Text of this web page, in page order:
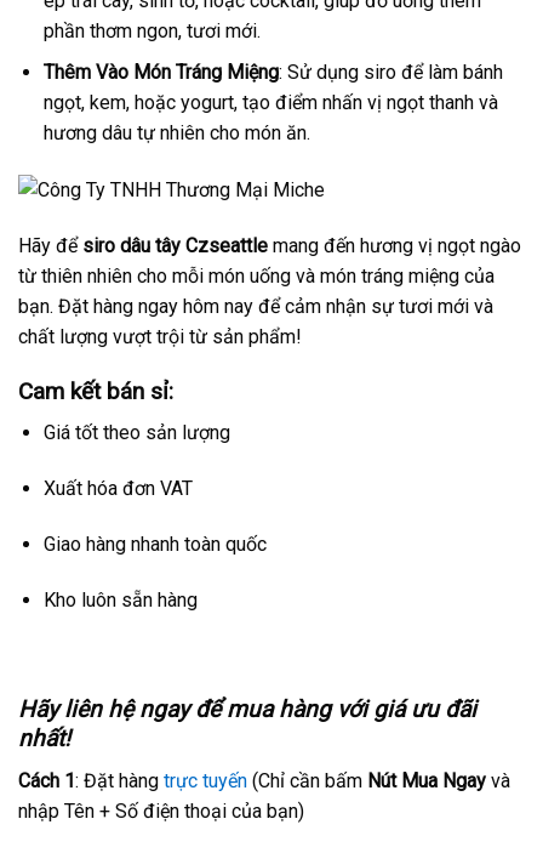
phần thơm ngon, tươi mới.
Thêm Vào Món Tráng Miệng: Sử dụng siro để làm bánh
ngọt, kem, hoặc yogurt, tạo điểm nhấn vị ngọt thanh và
hương dâu tự nhiên cho món ăn.
Hãy để siro dâu tây Czseattle mang đến hương vị ngọt ngào
từ thiên nhiên cho mỗi món uống và món tráng miệng của
bạn. Đặt hàng ngay hôm nay để cảm nhận sự tươi mới và
chất lượng vượt trội từ sản phẩm!
Cam kết bán sỉ:
Giá tốt theo sản lượng
Xuất hóa đơn VAT
Giao hàng nhanh toàn quốc
Kho luôn sẵn hàng
Hãy liên hệ ngay để mua hàng với giá ưu đãi
nhất!
Cách 1: Đặt hàng trực tuyến (Chỉ cần bấm Nút Mua Ngay và
nhập Tên + Số điện thoại của bạn)